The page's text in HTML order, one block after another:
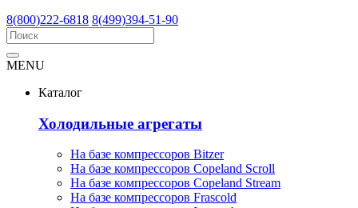
8(800)222-6818 8(499)394-51-90
MENU
Каталог
Холодильные агрегаты
На базе компрессоров Bitzer
На базе компрессоров Copeland Scroll
На базе компрессоров Copeland Stream
На базе компрессоров Frascold